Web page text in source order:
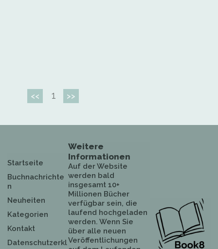
<< 1 >>
Startseite
Buchnachrichte
n
Neuheiten
Kategorien
Kontakt
Datenschutzerkl
Weitere
Informationen
Auf der Website
werden bald
insgesamt 10+
Millionen Bücher
verfügbar sein, die
laufend hochgeladen
werden. Wenn Sie
über alle neuen
Veröffentlichungen